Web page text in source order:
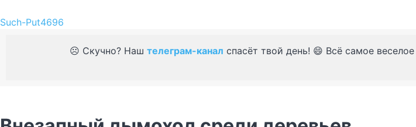
Such-Put4696
☹️ Скучно? Наш телеграм-канал спасёт твой день! 😄 Всё самое